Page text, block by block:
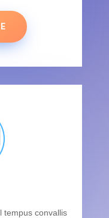
tempus convallis